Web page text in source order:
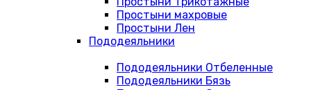
Простыни махровые
Простыни Лен
Пододеяльники
Пододеяльники Отбеленные
Пододеяльники Бязь